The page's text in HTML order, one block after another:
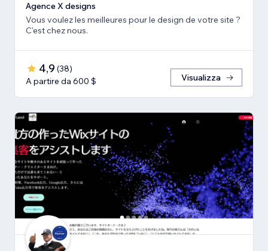
Agence X designs
Vous voulez les meilleures pour le design de votre site ?
C'est chez nous.
4,9 (38)
A partire da 600 $
Visualizza